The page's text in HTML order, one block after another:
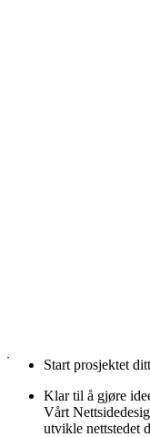
Start prosjektet
Klar til å gjøre
Vårt
utvikle nettstedet